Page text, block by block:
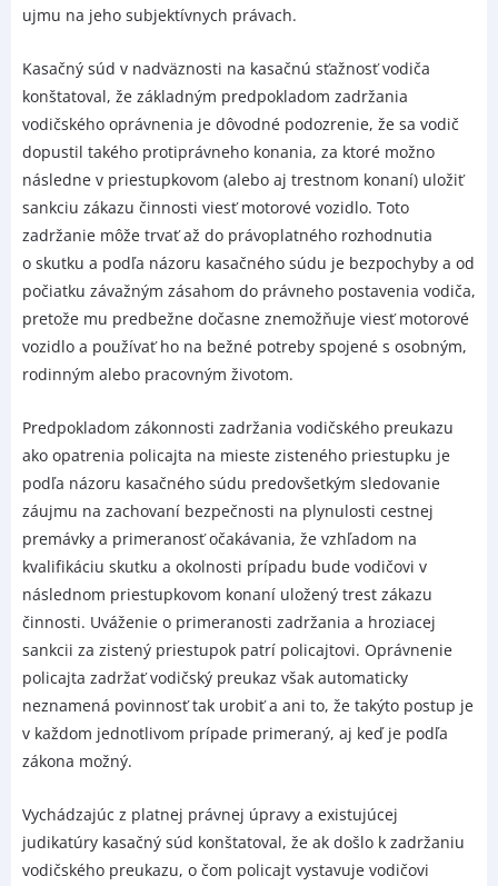
ujmu na jeho subjektívnych právach.
Kasačný súd v nadväznosti na kasačnú sťažnosť vodiča
konštatoval, že základným predpokladom zadržania
vodičského oprávnenia je dôvodné podozrenie, že sa vodič
dopustil takého protiprávneho konania, za ktoré možno
následne v priestupkovom (alebo aj trestnom konaní) uložiť
sankciu zákazu činnosti viesť motorové vozidlo. Toto
zadržanie môže trvať až do právoplatného rozhodnutia
o skutku a podľa názoru kasačného súdu je bezpochyby a od
počiatku závažným zásahom do právneho postavenia vodiča,
pretože mu predbežne dočasne znemožňuje viesť motorové
vozidlo a používať ho na bežné potreby spojené s osobným,
rodinným alebo pracovným životom.
Predpokladom zákonnosti zadržania vodičského preukazu
ako opatrenia policajta na mieste zisteného priestupku je
podľa názoru kasačného súdu predovšetkým sledovanie
záujmu na zachovaní bezpečnosti na plynulosti cestnej
premávky a primeranosť očakávania, že vzhľadom na
kvalifikáciu skutku a okolnosti prípadu bude vodičovi v
následnom priestupkovom konaní uložený trest zákazu
činnosti. Uváženie o primeranosti zadržania a hroziacej
sankcii za zistený priestupok patrí policajtovi. Oprávnenie
policajta zadržať vodičský preukaz však automaticky
neznamená povinnosť tak urobiť a ani to, že takýto postup je
v každom jednotlivom prípade primeraný, aj keď je podľa
zákona možný.
Vychádzajúc z platnej právnej úpravy a existujúcej
judikatúry kasačný súd konštatoval, že ak došlo k zadržaniu
vodičského preukazu, o čom policajt vystavuje vodičovi